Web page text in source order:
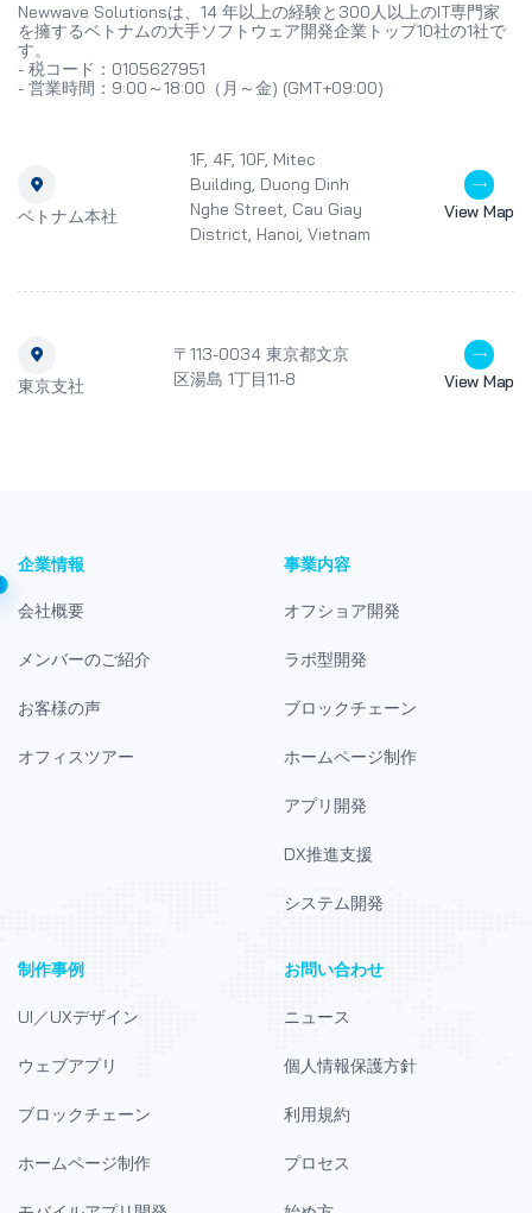
Newwave Solutionsは、14 年以上の経験と300人以上のIT専門家
を擁するベトナムの大手ソフトウェア開発企業トップ10社の1社で
す。
- 税コード：0105627951
- 営業時間：9:00～18:00（月～金) (GMT+09:00)
ベトナム本社
1F, 4F, 10F, Mitec
Building, Duong Dinh
Nghe Street, Cau Giay
District, Hanoi, Vietnam
View Map
東京支社
〒113-0034 東京都文京
区湯島 1丁目11-8
View Map
企業情報
会社概要
メンバーのご紹介
お客様の声
オフィスツアー
事業内容
オフショア開発
ラボ型開発
ブロックチェーン
ホームページ制作
アプリ開発
DX推進支援
システム開発
制作事例
UI／UXデザイン
ウェブアプリ
ブロックチェーン
ホームページ制作
お問い合わせ
ニュース
個人情報保護方針
利用規約
プロセス